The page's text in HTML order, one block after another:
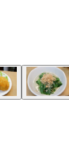
橋にある煮込
とお邪魔した
中央は、「
のコの字カウ
撤去されてい
ウンターの中